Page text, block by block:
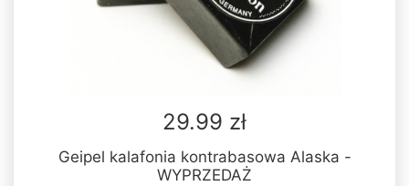
29.99 zł
Geipel kalafonia kontrabasowa Alaska -
WYPRZEDAŻ